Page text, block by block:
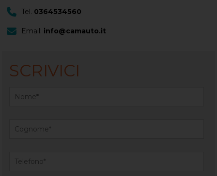
Tel. 0364534560
Email: info@camauto.it
SCRIVICI